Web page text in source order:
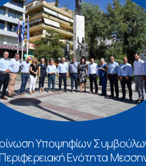
Υποψηφίων
Ενότητα